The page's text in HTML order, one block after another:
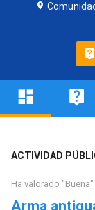
ACTIVIDAD
Ha valorado
Arma